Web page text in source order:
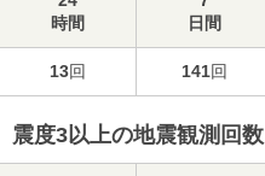
時間
日間
13回 141回
震度3以上の地震観測回数